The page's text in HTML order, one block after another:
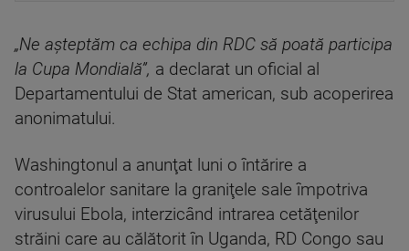
„Ne aşteptăm ca echipa din RDC să poată participa
la Cupa Mondială”, a declarat un oficial al
Departamentului de Stat american, sub acoperirea
anonimatului.
Washingtonul a anunţat luni o întărire a
controalelor sanitare la graniţele sale împotriva
virusului Ebola, interzicând intrarea cetăţenilor
străini care au călătorit în Uganda, RD Congo sau